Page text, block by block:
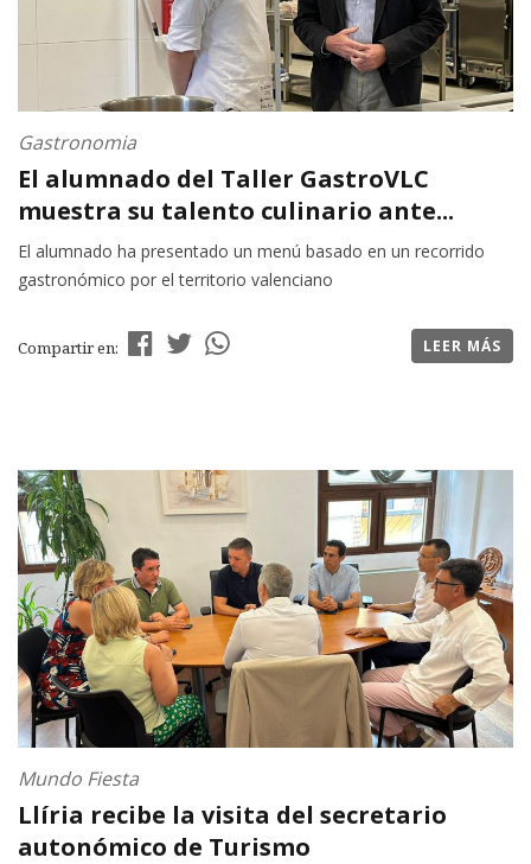
Gastronomia
El alumnado del Taller GastroVLC
muestra su talento culinario ante...
El alumnado ha presentado un menú basado en un recorrido
gastronómico por el territorio valenciano
Compartir en: LEER MÁS
Mundo Fiesta
Llíria recibe la visita del secretario
autonómico de Turismo